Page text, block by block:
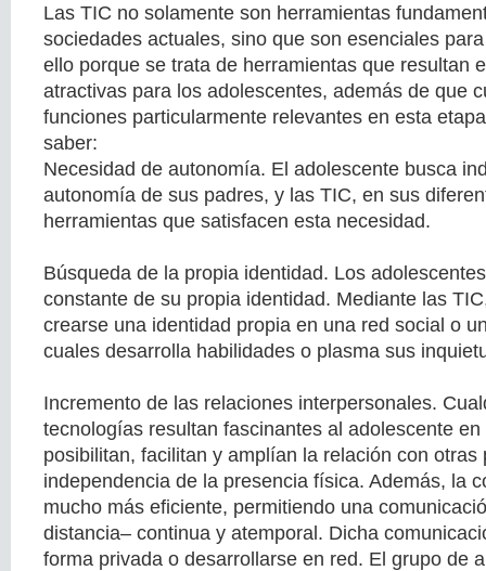
Las TIC no solamente son herramientas
sociedades actuales, sino que son esenciales
ello porque se trata de herramientas que resultan
atractivas para los adolescentes, además de que
funciones particularmente relevantes en esta
saber:
Necesidad de autonomía. El adolescente busca
autonomía de sus padres, y las TIC, en sus
herramientas que satisfacen esta necesidad.
Búsqueda de la propia identidad. Los
constante de su propia identidad. Mediante las
crearse una identidad propia en una red social o
cuales desarrolla habilidades o plasma sus
Incremento de las relaciones interpersonales.
tecnologías resultan fascinantes al adolescente
posibilitan, facilitan y amplían la relación con otras
independencia de la presencia física. Además, la
mucho más eficiente, permitiendo una
distancia– continua y atemporal. Dicha
forma privada o desarrollarse en red. El grupo de